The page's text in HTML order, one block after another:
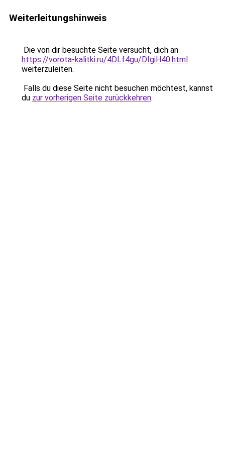
Weiterleitungshinweis
Die von dir besuchte Seite versucht, dich an
https://vorota-kalitki.ru/4DLf4gu/DIgiH40.html
weiterzuleiten.
Falls du diese Seite nicht besuchen möchtest, kannst
du zur vorherigen Seite zurückkehren.